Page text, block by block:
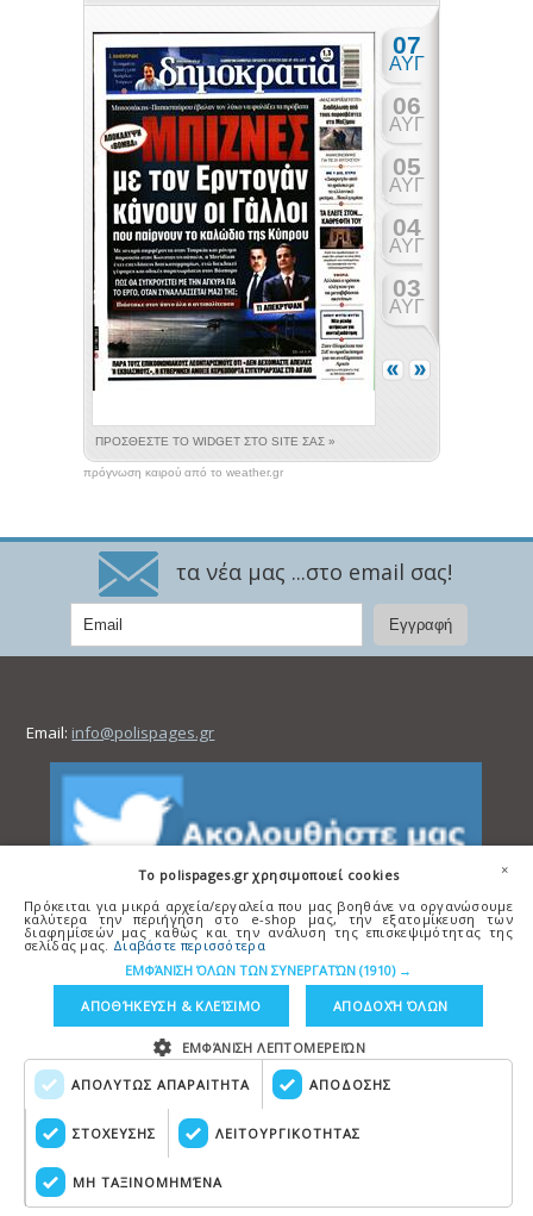
πρόγνωση καιρού από το weather.gr
τα νέα μας ...στο email σας!
Email: info@polispages.gr
Copyright © polispages.gr Κατασκευή ιστοσελίδων
×
To polispages.gr χρησιμοποιεί cookies
Πρόκειται για μικρά αρχεία/εργαλεία που μας βοηθάνε να οργανώσουμε
καλύτερα την περιήγηση στο e-shop μας, την εξατομίκευση των
διαφημίσεών μας καθώς και την ανάλυση της επισκεψιμότητας της
σελίδας μας. Διαβάστε περισσότερα
ΕΜΦΆΝΙΣΗ ΌΛΩΝ ΤΩΝ ΣΥΝΕΡΓΑΤΏΝ (1910) →
ΑΠΟΛΥΤΩΣ ΑΠΑΡΑΙΤΗΤΑ ΑΠΟΔΟΣΗΣ
ΣΤΟΧΕΥΣΗΣ ΛΕΙΤΟΥΡΓΙΚΟΤΗΤΑΣ
ΜΗ ΤΑΞΙΝΟΜΗΜΈΝΑ
ΑΠΟΘΉΚΕΥΣΗ & ΚΛΕΊΣΙΜΟ ΑΠΟΔΟΧΉ ΌΛΩΝ
ΕΜΦΆΝΙΣΗ ΛΕΠΤΟΜΕΡΕΙΏΝ